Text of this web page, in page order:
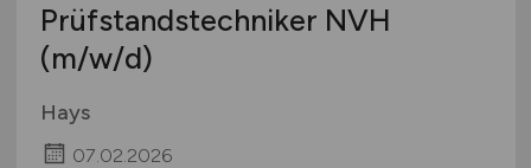
Prüfstandstechniker NVH
(m/w/d)
Hays
07.02.2026